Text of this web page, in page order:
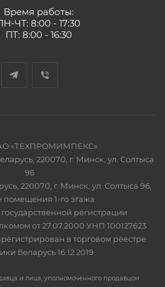
Время работы:
ЧТ: 8:00 - 17:30
ПТ: 8:00 - 16:30
«ТЕХПРОМИМПЕКС»
220070, г. Минск, ул. Солтыса
96
220070, г. Минск, ул. Солтыса 96,
1-го этажа
регистрации
от 27.07.2000 УНП 100127623
в торговом реестре
Беларусь 16.12.2019
и лица, уполномоченного продавцом